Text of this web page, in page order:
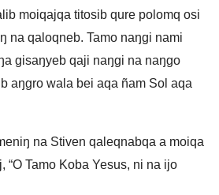
moiqajqa titosib qure polomq osi
na qaloqneb. Tamo naŋgi nami
gisaŋyeb qaji naŋgi na naŋgo
aŋgro wala bei aqa ñam Sol aqa
na Stiven qaleqnabqa a moiqa
“O Tamo Koba Yesus, ni na ijo